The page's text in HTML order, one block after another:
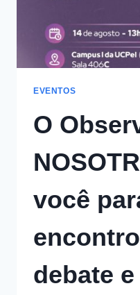
EVENTOS
O
você
debate